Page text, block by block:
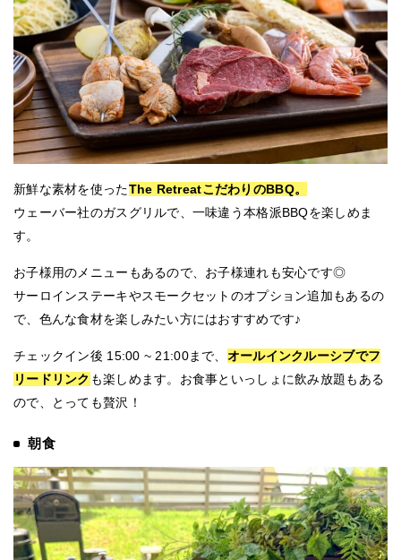
新鮮な素材を使ったThe RetreatこだわりのBBQ。
ウェーバー社のガスグリルで、一味違う本格派BBQを楽しめま
す。
お子様用のメニューもあるので、お子様連れも安心です◎
サーロインステーキやスモークセットのオプション追加もあるの
で、色んな食材を楽しみたい方にはおすすめです♪
チェックイン後 15:00 ~ 21:00まで、 オールインクルーシブでフ
リードリンク も楽しめます。お食事といっしょに飲み放題もある
ので、とっても贅沢！
朝食